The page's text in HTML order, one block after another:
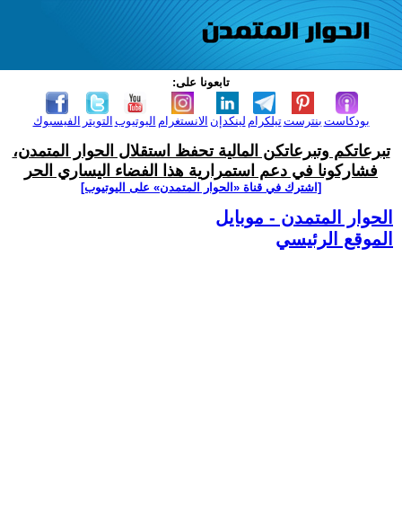
تابعونا على:
الفيسبوك التويتر اليوتيوب الانستغرام لينكدإن تيلكرامبنترست بودكاست
تبرعاتكم وتبرعاتكن المالية تحفظ استقلال الحوار المتمدن،
فشاركونا في دعم استمرارية هذا الفضاء اليساري الحر
[اشترك في قناة ‫«الحوار المتمدن» على اليوتيوب]
الحوار المتمدن - موبايل
الموقع الرئيسي